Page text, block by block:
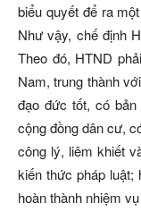
biểu quyết để ra
Như vậy, chế định
Theo đó, HTND
Nam, trung thành
đạo đức tốt, có
cộng đồng dân cư,
công lý, liêm khiết
kiến thức pháp
hoàn thành nhiệm